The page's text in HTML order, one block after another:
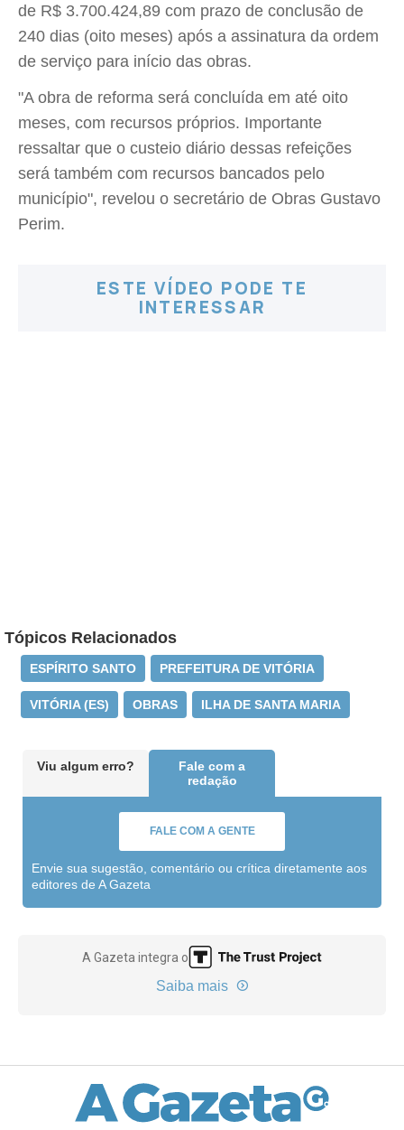
de R$ 3.700.424,89 com prazo de conclusão de
240 dias (oito meses) após a assinatura da ordem
de serviço para início das obras.
"A obra de reforma será concluída em até oito
meses, com recursos próprios. Importante
ressaltar que o custeio diário dessas refeições
será também com recursos bancados pelo
município", revelou o secretário de Obras Gustavo
Perim.
ESTE VÍDEO PODE TE
INTERESSAR
Tópicos Relacionados
ESPÍRITO SANTO PREFEITURA DE VITÓRIA
VITÓRIA (ES) OBRAS ILHA DE SANTA MARIA
Viu algum erro?
Fale com a
redação
FALE COM A GENTE
Envie sua sugestão, comentário ou crítica diretamente aos
editores de A Gazeta
A Gazeta integra o
Saiba mais